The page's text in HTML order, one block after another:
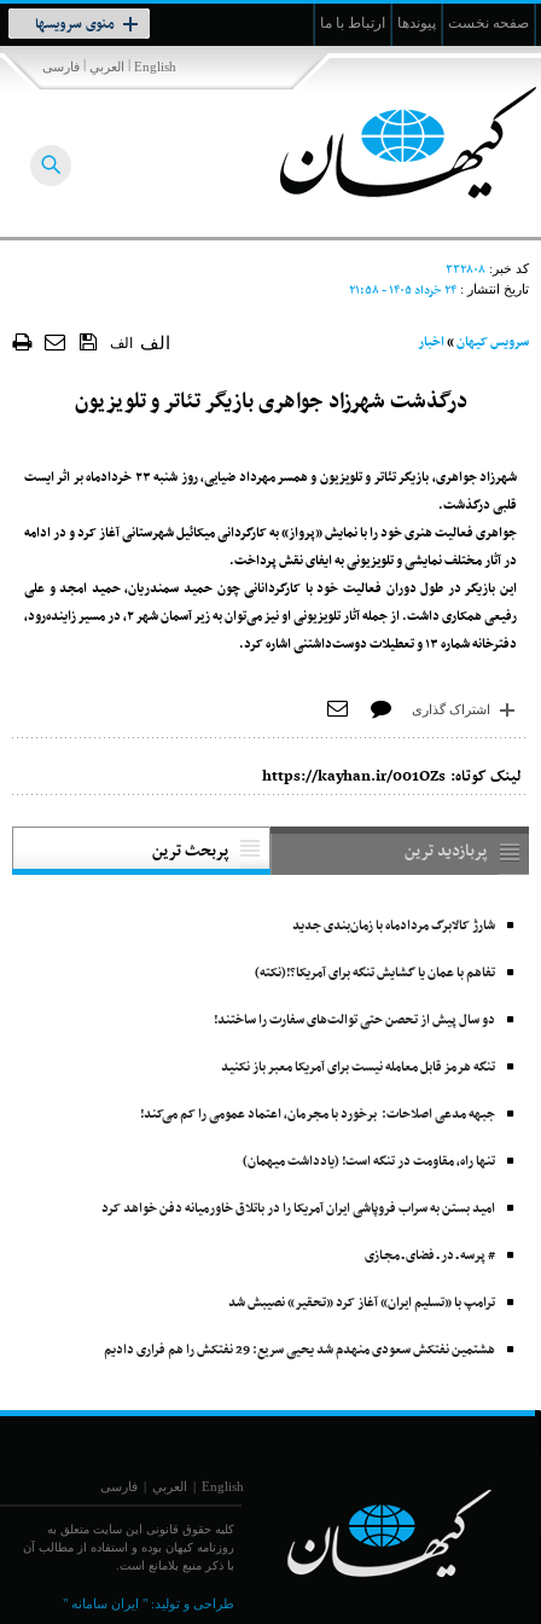
صفحه نخست پیوندها ارتباط با ما منوی سرویسها
Toggle
navigation
فارسی | العربي | English
کد خبر: ۳۳۲۸۰۸
تاریخ انتشار : ۲۴ خرداد ۱۴۰۵ - ۲۱:۵۸
سرویس کیهان»اخبار الف الف
درگذشت شهرزاد جواهری بازیگر تئاتر و تلویزیون
شهرزاد جواهری، بازیگر تئاتر و تلویزیون و همسر مهرداد ضیایی، روز شنبه ۲۳ خردادماه بر اثر ایست
قلبی درگذشت.
جواهری فعالیت هنری خود را با نمایش «پرواز» به کارگردانی میکائیل شهرستانی آغاز کرد و در ادامه
در آثار مختلف نمایشی و تلویزیونی به ایفای نقش پرداخت.
این بازیگر در طول دوران فعالیت خود با کارگردانانی چون حمید سمندریان، حمید امجد و علی
رفیعی همکاری داشت. از جمله آثار تلویزیونی او نیز می‌توان به زیر آسمان شهر ۲، در مسیر زاینده‌رود،
دفترخانه شماره ۱۳ و تعطیلات دوست‌داشتنی اشاره کرد.
اشتراک گذاری
لینک کوتاه: https://kayhan.ir/001OZs
پربازدید ترین پربحث ترین
شارژ کالابرگ مردادماه با زمان‌بندی جدید
تفاهم با عمان یا گشایش تنگه برای آمریکا؟!(نکته)
دو سال پیش از تحصن حتی توالت‌های سفارت را ساختند!
تنگه هرمز قابل معامله نیست برای آمریکا معبر باز نکنید
جبهه مدعی اصلاحات: برخورد با مجرمان، اعتماد عمومی را کم می‌کند!
تنها راه، مقاومت در تنگه است! (یادداشت میهمان)
امید بستن به سراب فروپاشی ایران آمریکا را در باتلاق خاورمیانه دفن خواهد کرد
# پرسه ـ در ـ فضای ـ مجـازی
ترامپ با «تسلیم ایران» آغاز کرد «تحقیر» نصیبش شد
هشتمین نفتکش ‌سعودی منهدم شد یحیی سریع: 29 نفتکش را هم فراری دادیم
English
| العربي | فارسی
کلیه حقوق قانونی این سایت متعلق به
روزنامه کیهان بوده و استفاده از مطالب آن
با ذکر منبع بلامانع است.
طراحی و تولید:" ایران سامانه "